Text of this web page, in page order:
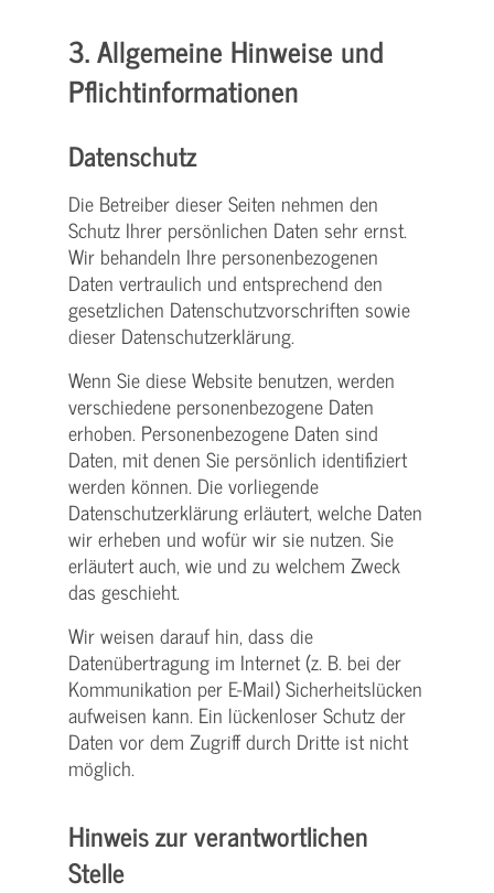
3. Allgemeine Hinweise und
Pflicht­informationen
Datenschutz
Die Betreiber dieser Seiten nehmen den
Schutz Ihrer persönlichen Daten sehr ernst.
Wir behandeln Ihre personenbezogenen
Daten vertraulich und entsprechend den
gesetzlichen Datenschutzvorschriften sowie
dieser Datenschutzerklärung.
Wenn Sie diese Website benutzen, werden
verschiedene personenbezogene Daten
erhoben. Personenbezogene Daten sind
Daten, mit denen Sie persönlich identifiziert
werden können. Die vorliegende
Datenschutzerklärung erläutert, welche Daten
wir erheben und wofür wir sie nutzen. Sie
erläutert auch, wie und zu welchem Zweck
das geschieht.
Wir weisen darauf hin, dass die
Datenübertragung im Internet (z. B. bei der
Kommunikation per E-Mail) Sicherheitslücken
aufweisen kann. Ein lückenloser Schutz der
Daten vor dem Zugriff durch Dritte ist nicht
möglich.
Hinweis zur verantwortlichen
Stelle